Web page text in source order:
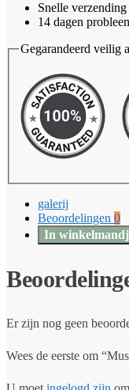
Snelle
14 dagen
Gegarandeerd veilig
galerij
Beoordelingen 0
In
Er zijn nog geen
Wees de eerste om